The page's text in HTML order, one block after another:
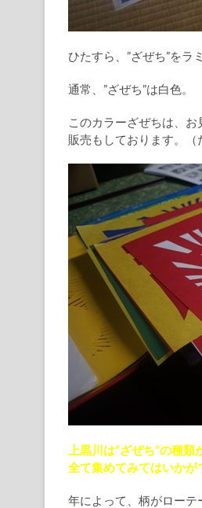
ひたすら、”ざぜち”をラ
通常、”ざぜち”は白色。
このカラーざぜちは、
販売もしております。（
上黒川は”ざぜち”の種類
全て集めてみてはいかが
年によって、柄がローテ